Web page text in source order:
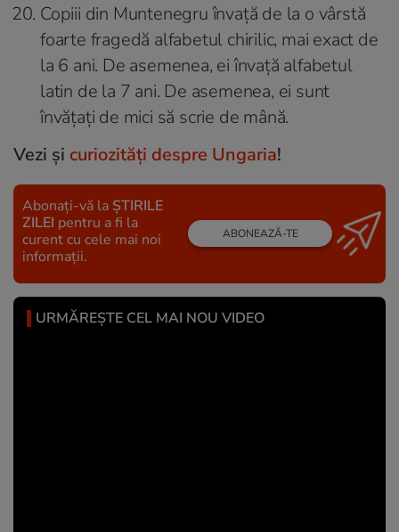
Copiii din Muntenegru învață de la o vârstă
foarte fragedă alfabetul chirilic, mai exact de
la 6 ani. De asemenea, ei învață alfabetul
latin de la 7 ani. De asemenea, ei sunt
învățați de mici să scrie de mână.
Vezi şi curiozităţi despre Ungaria!
Abonați-vă la ȘTIRILE
ZILEI pentru a fi la
curent cu cele mai noi
informații.
ABONEAZĂ-TE
URMĂREȘTE CEL MAI NOU VIDEO